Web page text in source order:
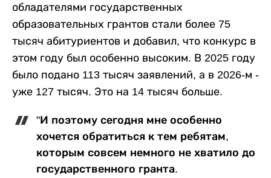
обладателями государственных
образовательных грантов стали более 75
тысяч абитуриентов и добавил, что конкурс в
этом году был особенно высоким. В 2025 году
было подано 113 тысяч заявлений, а в 2026-м -
уже 127 тысяч. Это на 14 тысяч больше.
"И поэтому сегодня мне особенно
хочется обратиться к тем ребятам,
которым совсем немного не хватило до
государственного гранта.